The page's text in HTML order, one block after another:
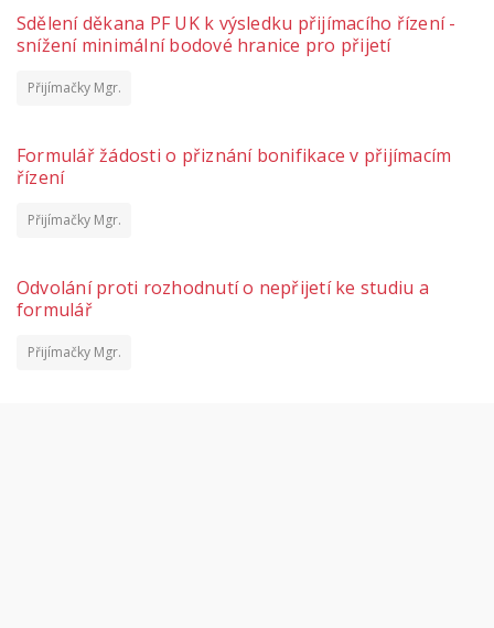
Sdělení děkana PF UK k výsledku přijímacího řízení -
snížení minimální bodové hranice pro přijetí
Přijímačky Mgr.
Formulář žádosti o přiznání bonifikace v přijímacím
řízení
Přijímačky Mgr.
Odvolání proti rozhodnutí o nepřijetí ke studiu a
formulář
Přijímačky Mgr.